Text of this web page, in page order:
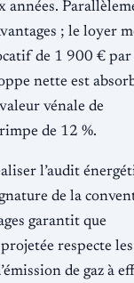
années.
; le loyer
de 1 900 € par
nette est
vénale de
de 12 %.
l’audit
de la
garantit que
respecte les
de gaz à